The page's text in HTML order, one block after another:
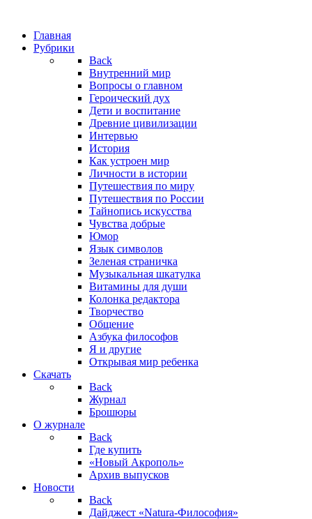
Главная
Рубрики
Back
Внутренний мир
Вопросы о главном
Героический дух
Дети и воспитание
Древние цивилизации
Интервью
История
Как устроен мир
Личности в истории
Путешествия по миру
Путешествия по России
Тайнопись искусства
Чувства добрые
Юмор
Язык символов
Зеленая страничка
Музыкальная шкатулка
Витамины для души
Колонка редактора
Творчество
Общение
Азбука философов
Я и другие
Открывая мир ребенка
Скачать
Back
Журнал
Брошюры
О журнале
Back
Где купить
«Новый Акрополь»
Архив выпусков
Новости
Back
Дайджест «Natura-Философия»